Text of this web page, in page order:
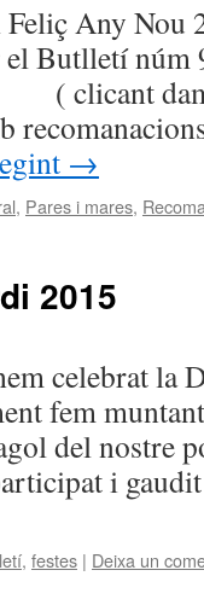
Feliç Any
Butlletí núm
→
, Pares i mares,
2015
celebrat la
fem
del nostre
i
, festes | Deixa un